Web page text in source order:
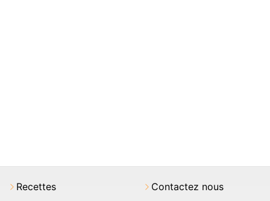
Recettes
Contactez nous